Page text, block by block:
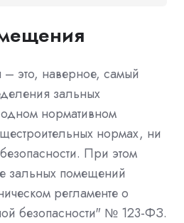
это, наверное, самый
зальных
нормативном
нормах, ни
При этом
зальных помещений
регламенте о
безопасности" № 123-ФЗ.